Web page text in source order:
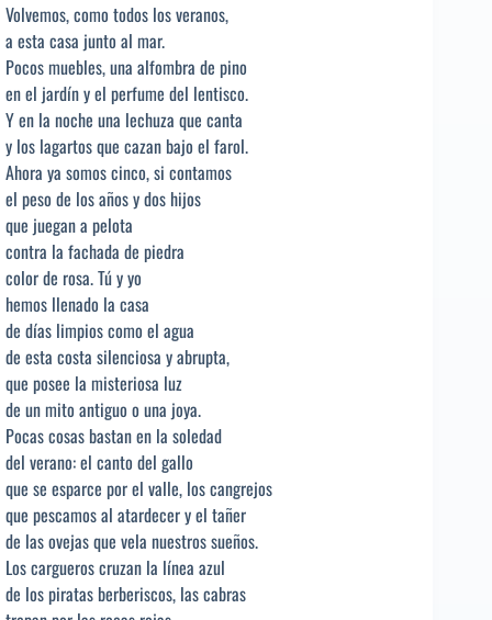
Volvemos, como todos los veranos,
a esta casa junto al mar.
Pocos muebles, una alfombra de pino
en el jardín y el perfume del lentisco.
Y en la noche una lechuza que canta
y los lagartos que cazan bajo el farol.
Ahora ya somos cinco, si contamos
el peso de los años y dos hijos
que juegan a pelota
contra la fachada de piedra
color de rosa. Tú y yo
hemos llenado la casa
de días limpios como el agua
de esta costa silenciosa y abrupta,
que posee la misteriosa luz
de un mito antiguo o una joya.
Pocas cosas bastan en la soledad
del verano: el canto del gallo
que se esparce por el valle, los cangrejos
que pescamos al atardecer y el tañer
de las ovejas que vela nuestros sueños.
Los cargueros cruzan la línea azul
de los piratas berberiscos, las cabras